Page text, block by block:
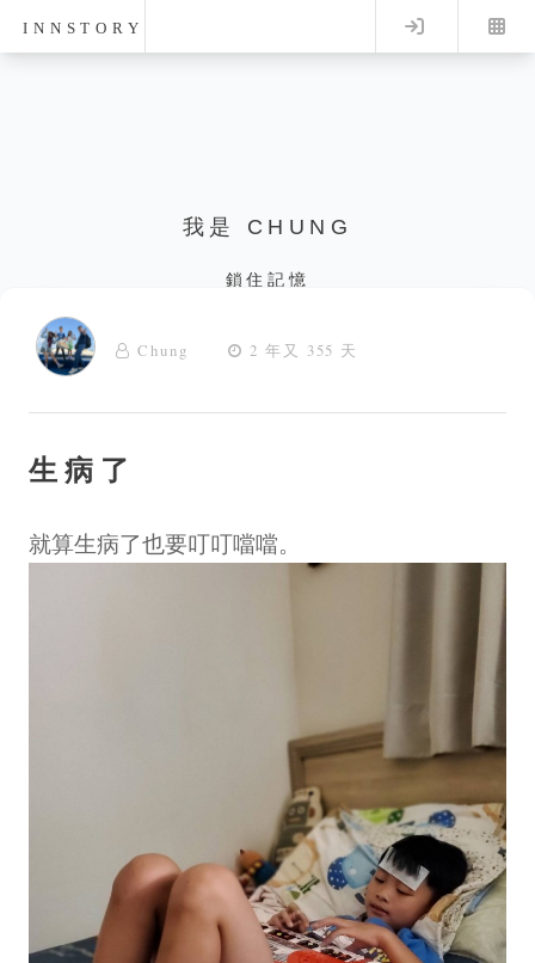
INNSTORY Log in
我是 CHUNG
鎖住記憶
Chung 2 年又 355 天
生病了
就算生病了也要叮叮噹噹。